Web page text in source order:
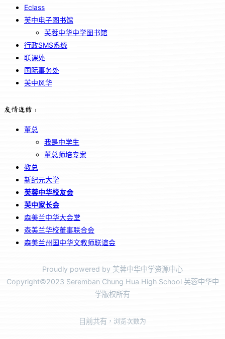
Eclass
芙中电子图书馆
芙蓉中华中学图书馆
行政SMS系统
联课处
国际事务处
芙中风华
友情连结：
董总
我是中学生
董总师培专案
教总
新纪元大学
芙蓉中华校友会
芙中家长会
森美兰中华大会堂
森美兰华校董事联合会
森美兰州国中华文教师联谊会
Proudly powered by 芙蓉中华中学资源中心
Copyright©2023 Seremban Chung Hua High School 芙蓉中华中
学版权所有
目前共有 ，浏览次数为